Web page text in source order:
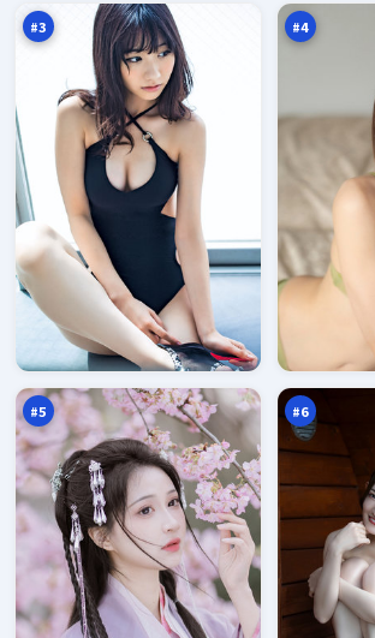
#3 #4
#5
深
征万
#6
猎万